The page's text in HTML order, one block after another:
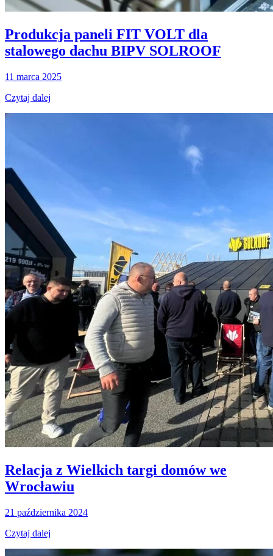
Produkcja paneli FIT VOLT dla
stalowego dachu BIPV SOLROOF
11 marca 2025
Czytaj dalej
Relacja z Wielkich targi domów we
Wrocławiu
21 października 2024
Czytaj dalej